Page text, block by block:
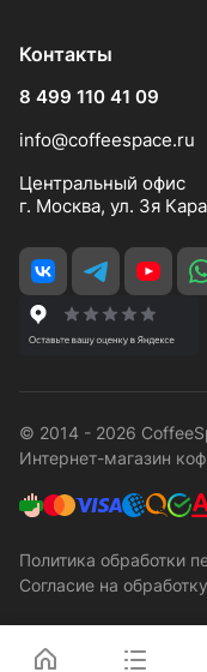
Контакты
8 499 110 41 09
info@coffeespace.ru
Центральный офис
г. Москва, ул. 3я
© 2014 - 2026
Интернет-магазин
Политика обработки
Согласие на